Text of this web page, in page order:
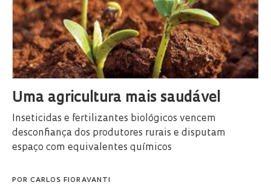
Uma agricultura mais saudável
Inseticidas e fertilizantes biológicos vencem
desconfiança dos produtores rurais e disputam
espaço com equivalentes químicos
POR CARLOS FIORAVANTI